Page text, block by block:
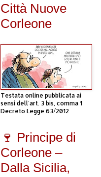
Città Nuove
Corleone
Testata online pubblicata ai
sensi dell'art. 3 bis, comma 1
Decreto Legge 63/2012
🍷 Principe di
Corleone –
Dalla Sicilia,